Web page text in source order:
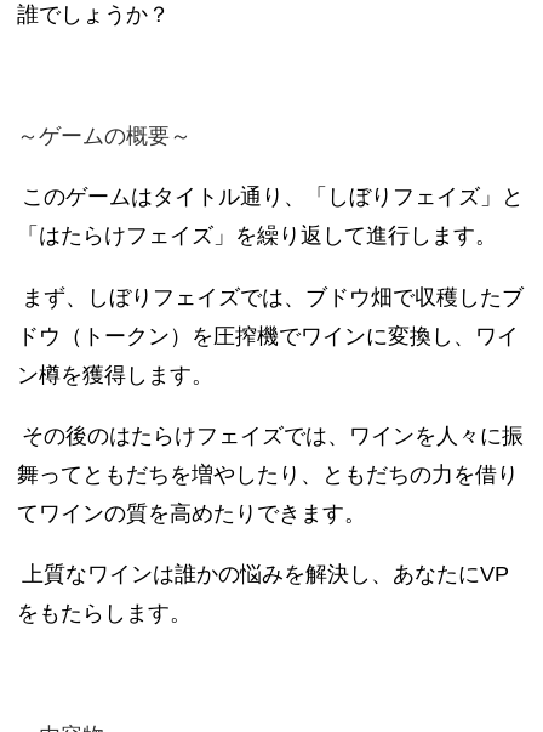
誰でしょうか？
～ゲームの概要～
このゲームはタイトル通り、「しぼりフェイズ」と
「はたらけフェイズ」を繰り返して進行します。
まず、しぼりフェイズでは、ブドウ畑で収穫したブ
ドウ（トークン）を圧搾機でワインに変換し、ワイ
ン樽を獲得します。
その後のはたらけフェイズでは、ワインを人々に振
舞ってともだちを増やしたり、ともだちの力を借り
てワインの質を高めたりできます。
上質なワインは誰かの悩みを解決し、あなたにVP
をもたらします。